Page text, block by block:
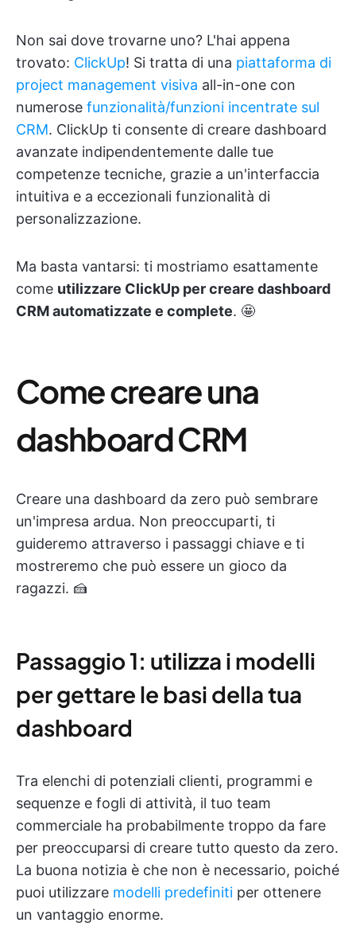
Non sai dove trovarne uno? L'hai appena
trovato: ClickUp! Si tratta di una piattaforma di
project management visiva all-in-one con
numerose funzionalità/funzioni incentrate sul
CRM. ClickUp ti consente di creare dashboard
avanzate indipendentemente dalle tue
competenze tecniche, grazie a un'interfaccia
intuitiva e a eccezionali funzionalità di
personalizzazione.
Ma basta vantarsi: ti mostriamo esattamente
come utilizzare ClickUp per creare dashboard
CRM automatizzate e complete. 🤩
Come creare una
dashboard CRM
Creare una dashboard da zero può sembrare
un'impresa ardua. Non preoccuparti, ti
guideremo attraverso i passaggi chiave e ti
mostreremo che può essere un gioco da
ragazzi. 🍰
Passaggio 1: utilizza i modelli
per gettare le basi della tua
dashboard
Tra elenchi di potenziali clienti, programmi e
sequenze e fogli di attività, il tuo team
commerciale ha probabilmente troppo da fare
per preoccuparsi di creare tutto questo da zero.
La buona notizia è che non è necessario, poiché
puoi utilizzare modelli predefiniti per ottenere
un vantaggio enorme.